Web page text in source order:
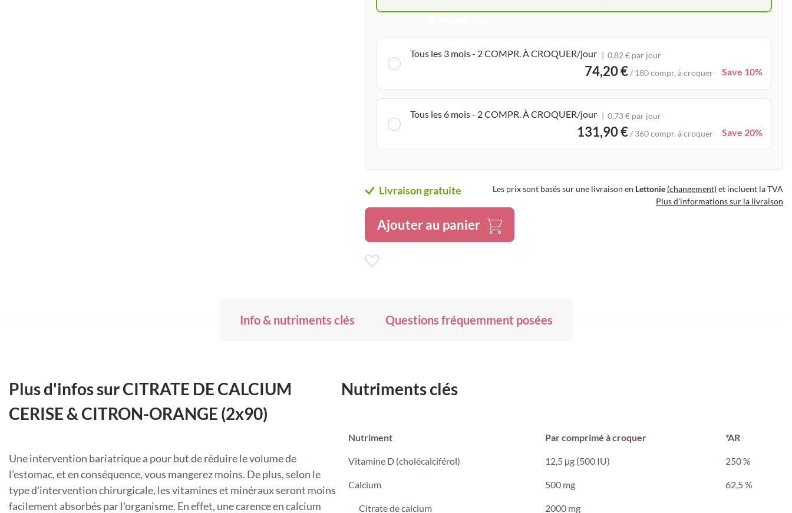
Tous les 3 mois - 2 COMPR. À CROQUER/jour 0,82 € par jour
74,20 €/ 180 compr. à croquer Save 10%
Tous les 6 mois - 2 COMPR. À CROQUER/jour 0,73 € par jour
131,90 €/ 360 compr. à croquer Save 20%
Livraison gratuite Les prix sont basés sur une livraison en Lettonie (changement)et incluent la TVA
Plus d'informations sur la livraison
Ajouter au panier
Info & nutriments clés Questions fréquemment posées
Plus d'infos sur CITRATE DE CALCIUM
CERISE & CITRON-ORANGE (2x90)
Une intervention bariatrique a pour but de réduire le volume de
l'estomac, et en conséquence, vous mangerez moins. De plus, selon le
type d'intervention chirurgicale, les vitamines et minéraux seront moins
facilement absorbés par l'organisme. En effet, une carence en calcium
Nutriments clés
Nutriment Par comprimé à croquer *AR
Vitamine D (cholécalciférol) 12,5 μg (500 IU) 250 %
Calcium 500 mg 62,5 %
Citrate de calcium
2000 mg